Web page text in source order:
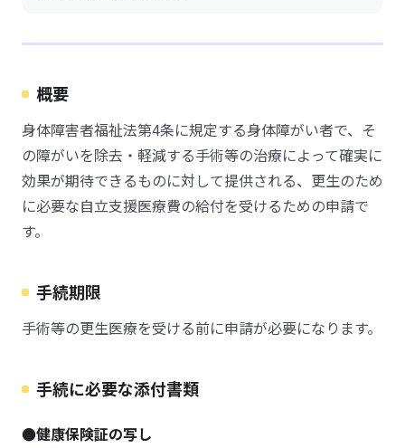
概要
身体障害者福祉法第4条に規定する身体障がい者で、そ
の障がいを除去・軽減する手術等の治療によって確実に
効果が期待できるものに対して提供される、更生のため
に必要な自立支援医療費の給付を受けるための申請で
す。
手続期限
手術等の更生医療を受ける前に申請が必要になります。
手続に必要な添付書類
●健康保険証の写し